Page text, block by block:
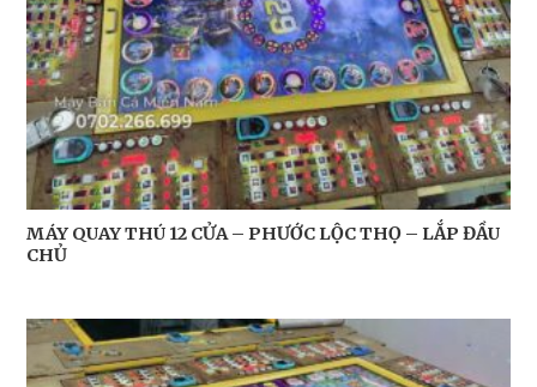
MÁY QUAY THÚ 12 CỬA – PHƯỚC LỘC THỌ – LẮP ĐẦU
CHỦ